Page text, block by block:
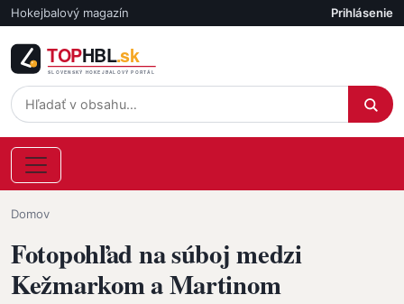
Skočiť na hlavný obsah
Hokejbalový magazín Účet
Prihlásenie
Omrvinka
Domov
Fotopohľad na súboj medzi
Kežmarkom a Martinom